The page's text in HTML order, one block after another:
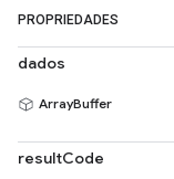
PROPRIEDADES
dados
ArrayBuffer
resultCode